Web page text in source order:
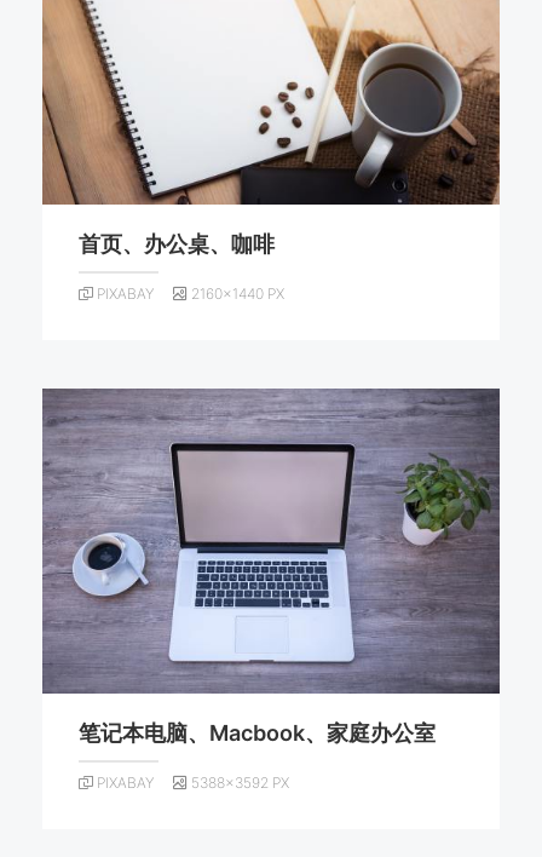
首页、办公桌、咖啡
PIXABAY 2160×1440 PX
笔记本电脑、Macbook、家庭办公室
PIXABAY 5388×3592 PX